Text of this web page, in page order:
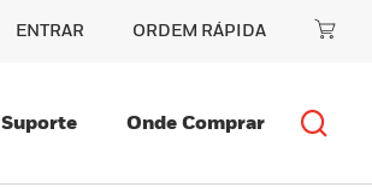
ENTRAR ORDEM RÁPIDA
Suporte Onde Comprar